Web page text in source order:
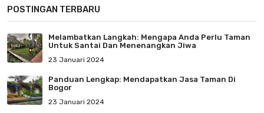
POSTINGAN TERBARU
Melambatkan Langkah: Mengapa Anda Perlu Taman
Untuk Santai Dan Menenangkan Jiwa
23 Januari 2024
Panduan Lengkap: Mendapatkan Jasa Taman Di
Bogor
23 Januari 2024